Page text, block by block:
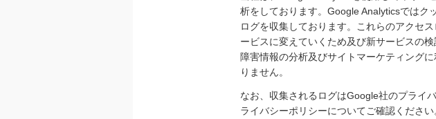
析をしております。Google Analyticsではク
ログを収集しております。これらのアクセ
ービスに変えていくため及び新サービスの
障害情報の分析及びサイトマーケティング
りません。
なお、収集されるログはGoogle社のプライ
ライバシーポリシーについてご確認くださ